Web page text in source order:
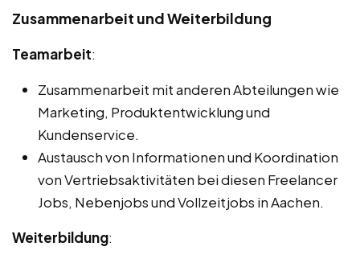
Zusammenarbeit und Weiterbildung
Teamarbeit:
Zusammenarbeit mit anderen Abteilungen wie
Marketing, Produktentwicklung und
Kundenservice.
Austausch von Informationen und Koordination
von Vertriebsaktivitäten bei diesen Freelancer
Jobs, Nebenjobs und Vollzeitjobs in Aachen.
Weiterbildung: